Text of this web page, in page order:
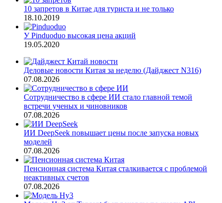
10 запретов в Китае для туриста и не только
18.10.2019
У Pinduoduo высокая цена акций
19.05.2020
Деловые новости Китая за неделю (Дайджест N316)
07.08.2026
Сотрудничество в сфере ИИ стало главной темой
встречи ученых и чиновников
07.08.2026
ИИ DeepSeek повышает цены после запуска новых
моделей
07.08.2026
Пенсионная система Китая сталкивается с проблемой
неактивных счетов
07.08.2026